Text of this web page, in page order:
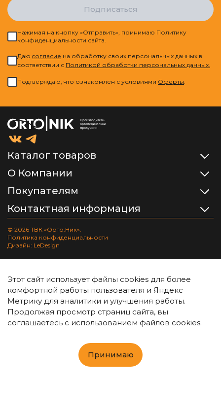
Подписаться
Нажимая на кнопку «Отправить», принимаю Политику
конфиденциальности сайта.
Даю cогласие на обработку своих персональных данных в
соответствии с Политикой обработки персональных данных.
Подтверждаю, что ознакомлен с условиями Оферты
Каталог товаров
О Компании
Покупателям
Контактная информация
© 2026 ТВК «Орто.Ник».
Политика конфиденциальности
Дизайн: LeDesign
Этот сайт использует файлы cookies для более
комфортной работы пользователя и Яндекс
Метрику для аналитики и улучшения работы.
Продолжая просмотр страниц сайта, вы
соглашаетесь с использованием файлов cookies.
Принимаю